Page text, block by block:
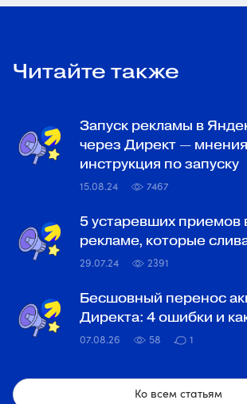
Читайте также
Запуск рекламы в
через Директ —
инструкция по запуску
15.08.24 7467
5 устаревших приемов
рекламе, которые
29.07.24 2391
Бесшовный перенос
Директа: 4 ошибки и
07.08.26 58 1
Ко всем статьям